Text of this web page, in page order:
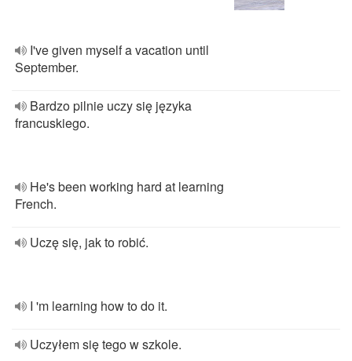
I've given myself a vacation until
September.
Bardzo pilnie uczy się języka
francuskiego.
He's been working hard at learning
French.
Uczę się, jak to robić.
I 'm learning how to do it.
Uczyłem się tego w szkole.